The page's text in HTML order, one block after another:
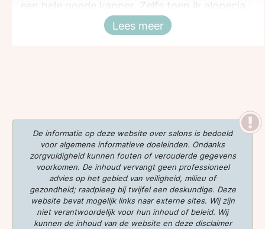
een hele goede kapper. Zelfs toen ik alopecia
had ging ik met een gelukkig en zelfverzekerd
gevoel naar huis :)
Sluiten
Lees meer
De informatie op deze website over salons is bedoeld
voor algemene informatieve doeleinden. Ondanks
zorgvuldigheid kunnen fouten of verouderde gegevens
voorkomen. De inhoud vervangt geen professioneel
advies op het gebied van veiligheid, milieu of
gezondheid; raadpleeg bij twijfel een deskundige. Deze
website bevat mogelijk links naar externe sites. Wij zijn
niet verantwoordelijk voor hun inhoud of beleid. Wij
kunnen de inhoud van de website en deze disclaimer